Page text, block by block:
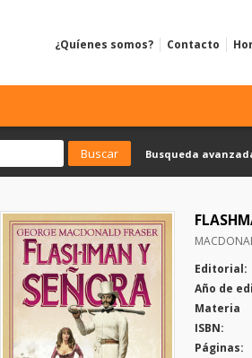
¿Quíenes somos? Contacto
Busqueda
Editorial:
Año de
Materia
ISBN:
Páginas: